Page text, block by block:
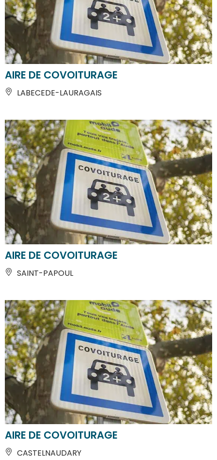
AIRE DE COVOITURAGE
LABECEDE-LAURAGAIS
AIRE DE COVOITURAGE
SAINT-PAPOUL
AIRE DE COVOITURAGE
CASTELNAUDARY